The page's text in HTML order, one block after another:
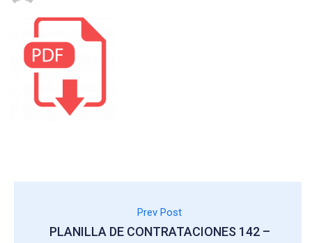
Prev Post
PLANILLA DE CONTRATACIONES 142 –